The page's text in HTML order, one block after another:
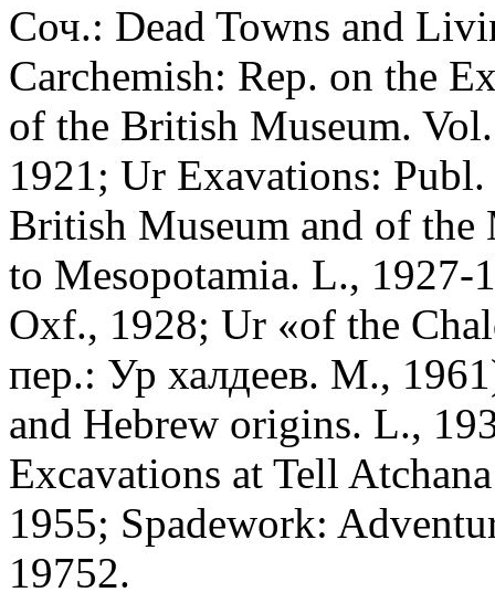
Соч.: Dead Towns and
Carchemish: Rep. on the
of the British Museum.
1921; Ur Exavations:
British Museum and of the
to Mesopotamia. L., 1927-
Oxf., 1928; Ur «of the
пер.: Ур халдеев. М.,
and Hebrew origins. L.,
Excavations at Tell
1955; Spadework:
19752.